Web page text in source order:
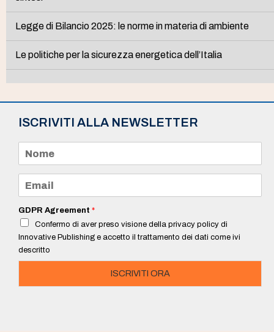
Legge di Bilancio 2025: le norme in materia di ambiente
Le politiche per la sicurezza energetica dell’Italia
ISCRIVITI ALLA NEWSLETTER
m
e
a
i
*
GDPR Agreement *
Confermo di aver preso visione della privacy policy di
Innovative Publishing e accetto il trattamento dei dati come ivi
descritto
ISCRIVITI ORA